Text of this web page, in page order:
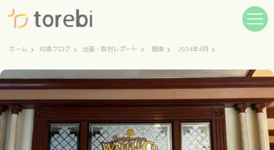
ホーム 社員ブログ 出張・取材レポート 関東 2024年4月